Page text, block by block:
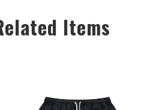
Items